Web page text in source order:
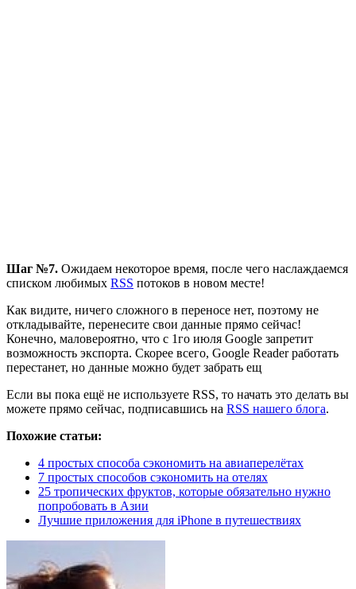
Шаг №7. Ожидаем некоторое время, после чего наслаждаемся
списком любимых RSS потоков в новом месте!
Как видите, ничего сложного в переносе нет, поэтому не
откладывайте, перенесите свои данные прямо сейчас!
Конечно, маловероятно, что с 1го июля Google запретит
возможность экспорта. Скорее всего, Google Reader работать
перестанет, но данные можно будет забрать ещ
Если вы пока ещё не используете RSS, то начать это делать вы
можете прямо сейчас, подписавшись на RSS нашего блога.
Похожие статьи:
4 простых способа сэкономить на авиаперелётах
7 простых способов сэкономить на отелях
25 тропических фруктов, которые обязательно нужно
попробовать в Азии
Лучшие приложения для iPhone в путешествиях